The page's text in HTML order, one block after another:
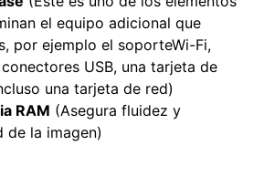
el equipo adicional que
por ejemplo el soporteWi-Fi,
USB, una tarjeta de
una tarjeta de red)
RAM (Asegura fluidez y
de la imagen)